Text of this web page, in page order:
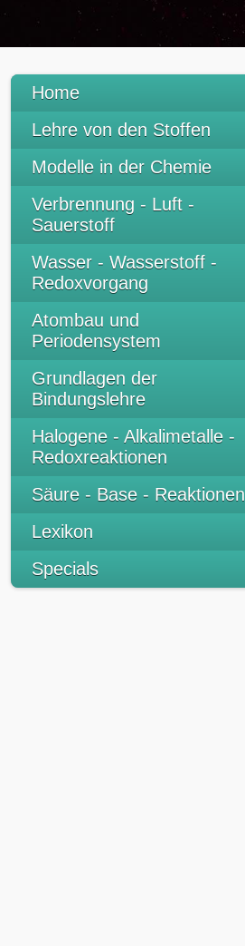
Home
Lehre von den Stoffen
Modelle in der Chemie
Verbrennung - Luft -
Sauerstoff
Wasser - Wasserstoff -
Redoxvorgang
Atombau und
Periodensystem
Grundlagen der
Bindungslehre
Halogene - Alkalimetalle -
Redoxreaktionen
Säure - Base - Reaktionen
Lexikon
Specials